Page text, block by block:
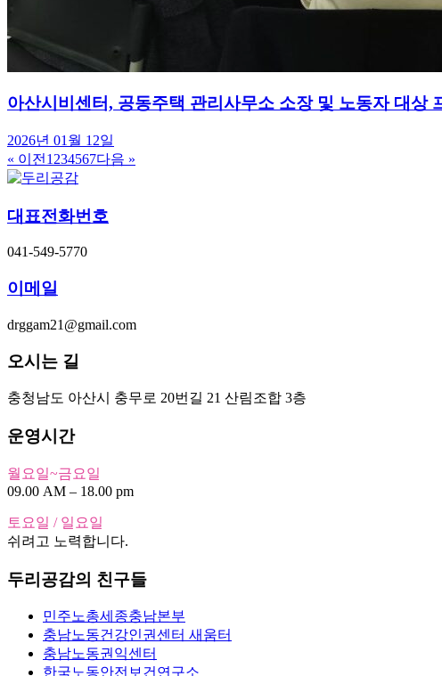
아산시비센터, 공동주택 관리사무소 소장 및 노동자 대상
2026년 01월 12일
« 이전 1 234567다음 »
대표전화번호
041-549-5770
이메일
drggam21@gmail.com
오시는 길
충청남도 아산시 충무로 20번길 21 산림조합 3층
운영시간
월요일~금요일
09.00 AM – 18.00 pm
토요일 / 일요일
쉬려고 노력합니다.
두리공감의 친구들
민주노총세종충남본부
충남노동건강인권센터 새움터
충남노동권익센터
한국노동안전보건연구소